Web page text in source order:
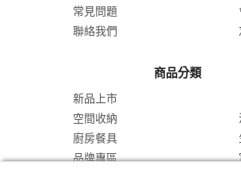
常見問題
聯絡我們
商品分類
新品上市
空間收納
廚房餐具
品牌專區